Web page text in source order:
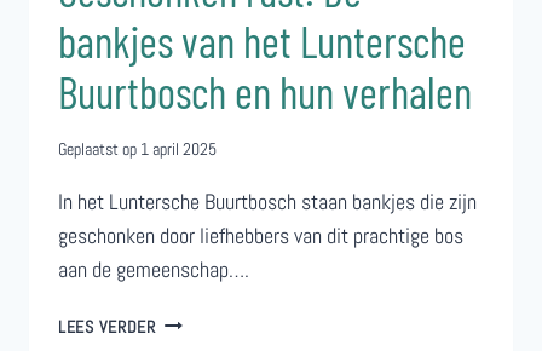
bankjes van het Luntersche
Buurtbosch en hun verhalen
Geplaatst op 1 april 2025
In het Luntersche Buurtbosch staan bankjes die zijn
geschonken door liefhebbers van dit prachtige bos
aan de gemeenschap….
LEES VERDERGESCHONKEN